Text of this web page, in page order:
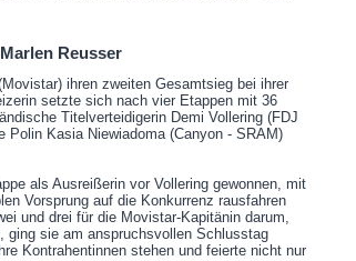
Reusser
ihren zweiten Gesamtsieg bei ihrer
setzte sich nach vier Etappen mit 36
Titelverteidigerin Demi Vollering (FDJ
Polin Kasia Niewiadoma (Canyon - SRAM)
als Ausreißerin vor Vollering gewonnen, mit
Vorsprung auf die Konkurrenz rausfahren
und drei für die Movistar-Kapitänin darum,
ging sie am anspruchsvollen Schlusstag
Kontrahentinnen stehen und feierte nicht nur